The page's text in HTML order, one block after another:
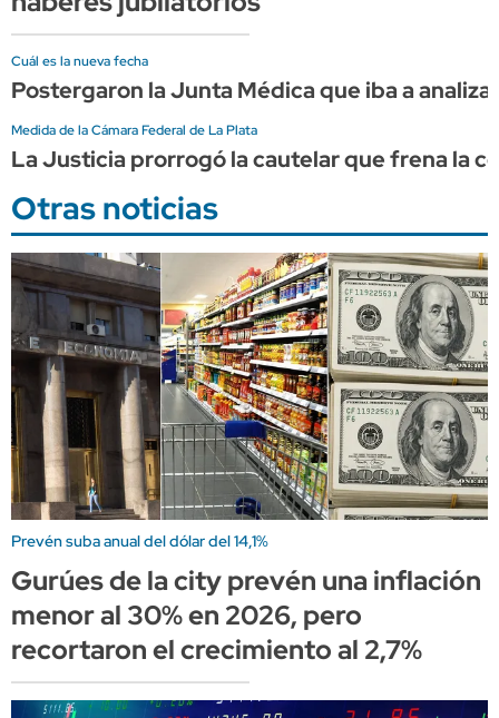
Cuál es la nueva fecha
Postergaron la Junta Médica que iba a
Medida de la Cámara Federal de La Plata
La Justicia prorrogó la cautelar que frena la
Otras noticias
Prevén suba anual del dólar del 14,1%
Gurúes de la city prevén una inflación
menor al 30% en 2026, pero
recortaron el crecimiento al 2,7%